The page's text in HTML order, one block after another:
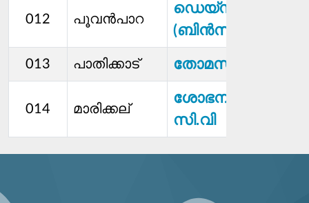
012 പൂവന്‍പാറ
ഡെയ്സി
(ബിൻസി)
013 പാതിക്കാട് തോമസ് (എബി)
014 മാരിക്കല്
ശോഭനാകുമാരി
സി.വി